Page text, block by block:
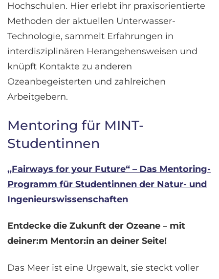
Hochschulen. Hier erlebt ihr praxisorientierte
Methoden der aktuellen Unterwasser-
Technologie, sammelt Erfahrungen in
interdisziplinären Herangehensweisen und
knüpft Kontakte zu anderen
Ozeanbegeisterten und zahlreichen
Arbeitgebern.
Mentoring für MINT-
Studentinnen
„Fairways for your Future“ – Das Mentoring-
Programm für Studentinnen der Natur- und
Ingenieurswissenschaften
Entdecke die Zukunft der Ozeane – mit
deiner:m Mentor:in an deiner Seite!
Das Meer ist eine Urgewalt, sie steckt voller